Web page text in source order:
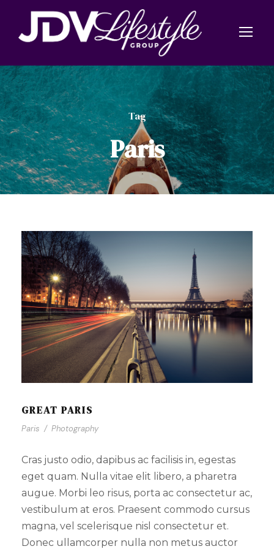
Tag
Paris
GREAT PARIS
Paris / Photography
Cras justo odio, dapibus ac facilisis in, egestas
eget quam. Nulla vitae elit libero, a pharetra
augue. Morbi leo risus, porta ac consectetur ac,
vestibulum at eros. Praesent commodo cursus
magna, vel scelerisque nisl consectetur et.
Donec ullamcorper nulla non metus auctor